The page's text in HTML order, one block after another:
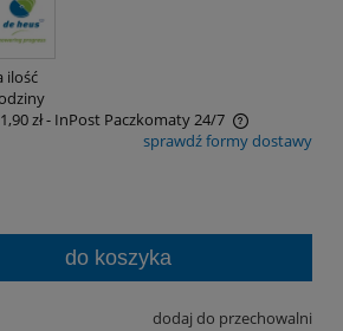
ilość
zł- InPost Paczkomaty 24/7
kosztów płatności
sprawdź formy dostawy
do koszyka
dodaj do przechowalni